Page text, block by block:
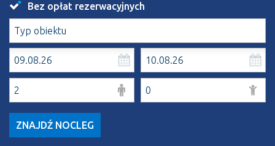
Bez opłat rezerwacyjnych
ZNAJDŹ NOCLEG